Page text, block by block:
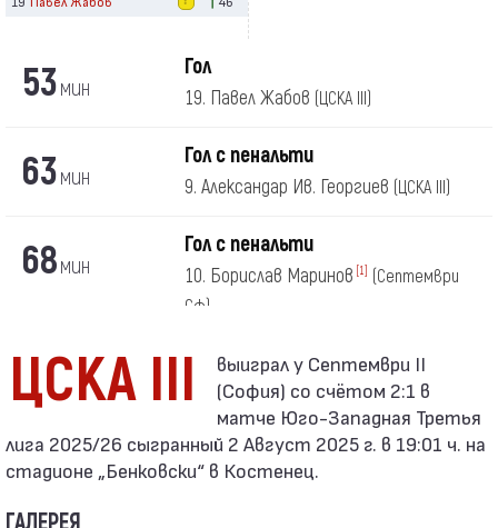
53мин
Гол
19. Павел Жабов (ЦСКА III)
63мин
Гол с пенальти
9. Александар Ив. Георгиев (ЦСКА III)
68мин
Гол с пенальти
10. Борислав Маринов [1]
(Септември
Сф)
ЦСКА III
(София) со счётом 2:1 в
матче Юго-Западная Третья
лига 2025/26 сыгранный 2 Август 2025 г. в 19:01 ч. на
стадионе „Бенковски“ в Костенец.